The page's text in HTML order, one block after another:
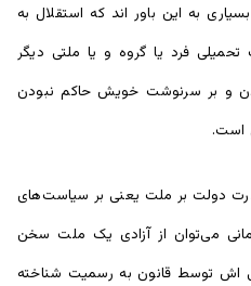
به این باور اند که استقلال به
فرد یا گروه و یا ملتی دیگر
و بر سرنوشت خویش حاکم نبودن
است.
دولت بر ملت یعنی بر سیاست‌های
می‌توان از آزادی یک ملت سخن
اش توسط قانون به رسمیت شناخته